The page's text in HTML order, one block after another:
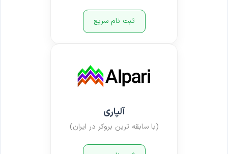
ثبت نام سریع
آلپاری
(با سابقه ترین بروکر در ایران)